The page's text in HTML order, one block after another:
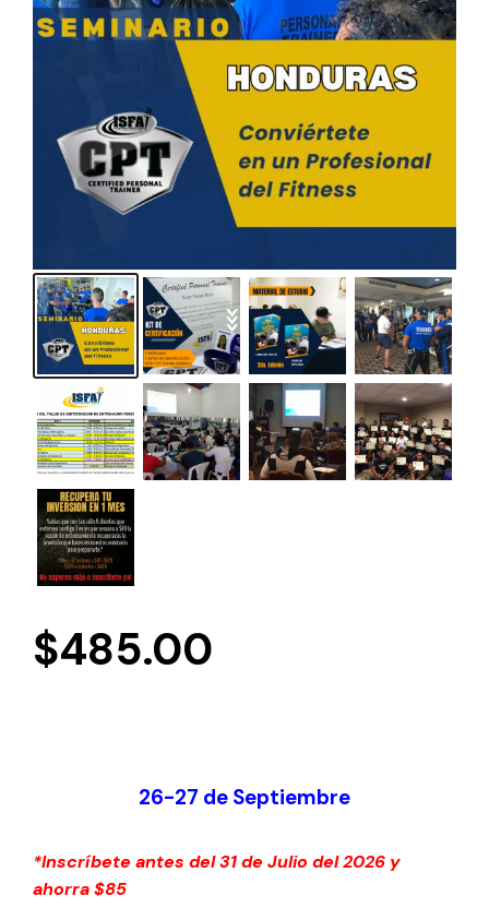
$485.00
26-27 de Septiembre
*Inscríbete antes del 31 de Julio del 2026 y
ahorra $85